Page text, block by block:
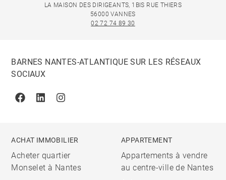
LA MAISON DES DIRIGEANTS, 1BIS RUE THIERS
56000 VANNES
02 72 74 89 30
BARNES NANTES-ATLANTIQUE SUR LES RÉSEAUX
SOCIAUX
FacebookLinkedinInstagram
ACHAT IMMOBILIER
Acheter quartier
Monselet à Nantes
APPARTEMENT
Appartements à vendre
au centre-ville de Nantes